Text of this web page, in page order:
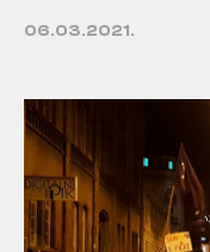
06.03.2021.